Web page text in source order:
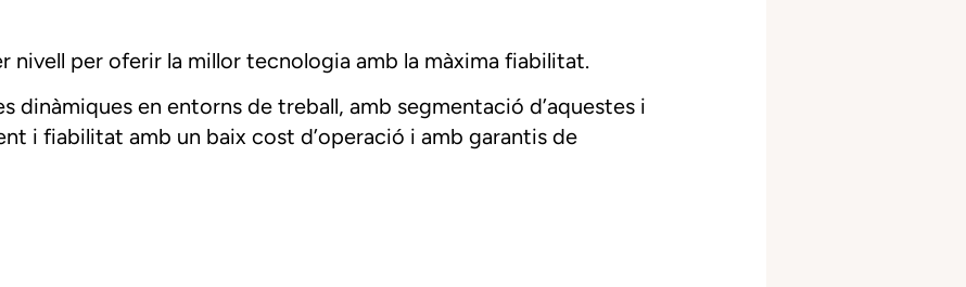
per oferir la millor tecnologia amb la màxima fiabilitat.
dinàmiques en entorns de treball, amb segmentació d’aquestes i
i fiabilitat amb un baix cost d’operació i amb garantis de